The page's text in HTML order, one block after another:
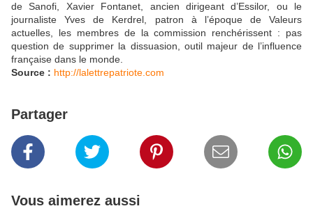
de Sanofi, Xavier Fontanet, ancien dirigeant d’Essilor, ou le
journaliste Yves de Kerdrel, patron à l’époque de Valeurs
actuelles, les membres de la commission renchérissent : pas
question de supprimer la dissuasion, outil majeur de l’influence
française dans le monde.
Source : http://lalettrepatriote.com
Partager
Vous aimerez aussi